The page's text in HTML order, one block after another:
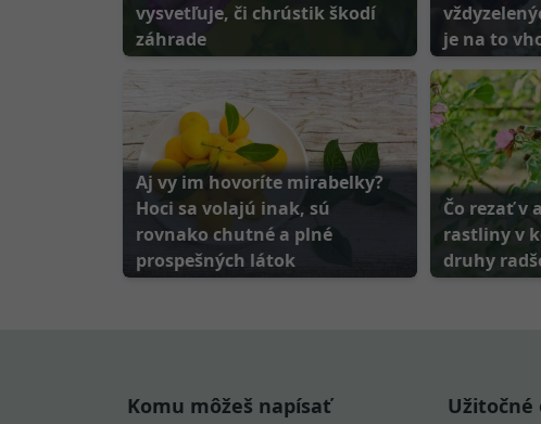
vysvetľuje, či chrústik škodí
záhrade
je na to
Aj vy im hovoríte mirabelky?
Hoci sa volajú inak, sú
rovnako chutné a plné
prospešných látok
Čo rezať v
rastliny v
druhy
Komu môžeš napísať Užitočné